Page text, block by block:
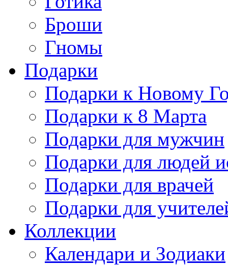
Броши
Гномы
Подарки
Подарки к Новому
Подарки к 8 Марта
Подарки для мужчин
Подарки для людей
Подарки для врачей
Подарки для
Коллекции
Календари и Зодиаки